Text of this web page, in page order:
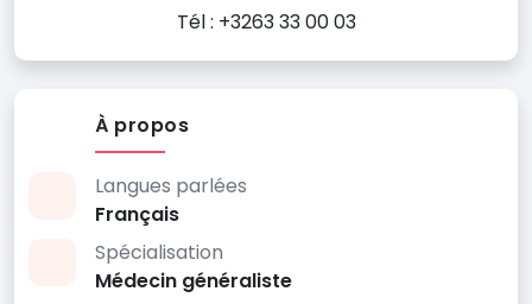
Tél : +3263 33 00 03
À propos
Langues parlées
Français
Spécialisation
Médecin généraliste